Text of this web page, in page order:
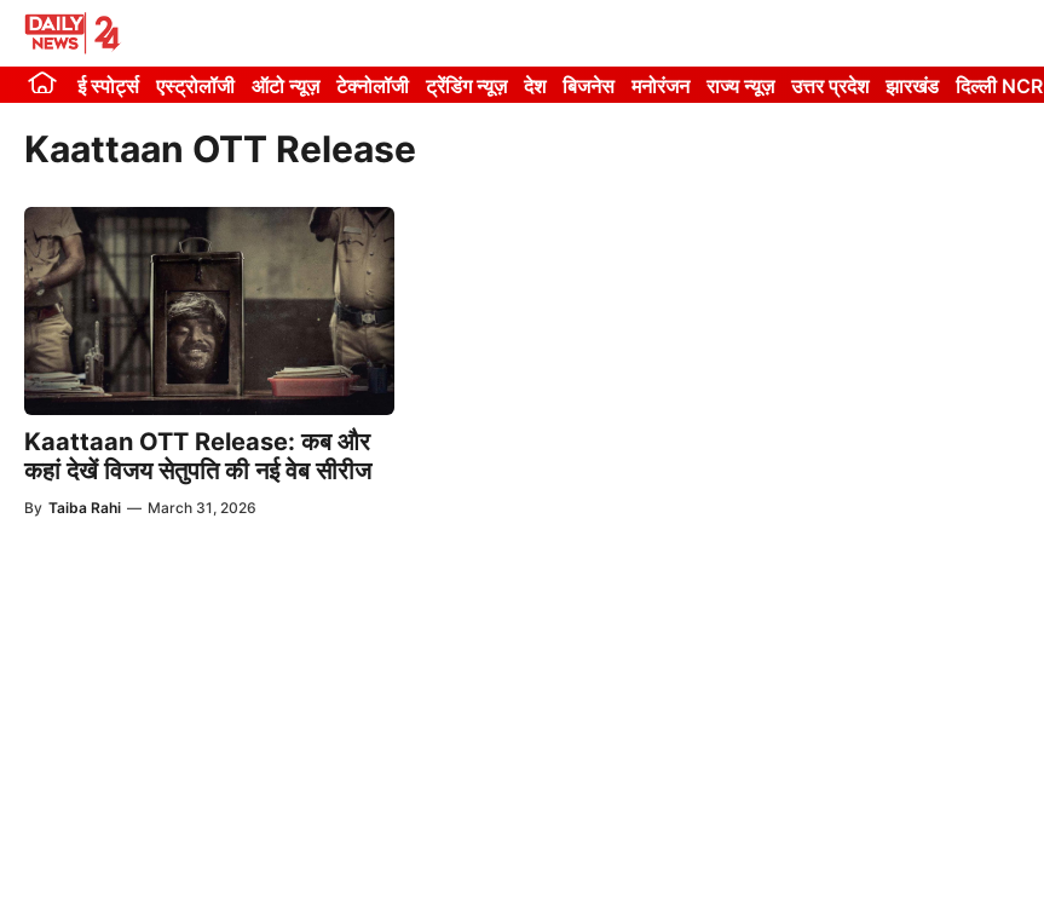
Skip
contentई स्पोर्ट्स एस्ट्रोलॉजी ऑटो न्यूज़ टेक्नोलॉजी ट्रेंडिंग न्यूज़ देश बिजनेस मनोरंजन राज्य न्यूज़ उत्तर प्रदेश झारखंड दिल्ली NCR
Kaattaan OTT Release
Kaattaan OTT Release: कब और
कहां देखें विजय सेतुपति की नई वेब सीरीज
By Taiba Rahi — March 31, 2026